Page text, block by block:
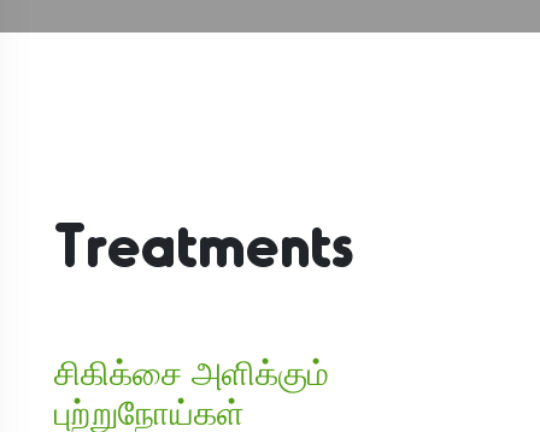
Treatments
சிகிக்சை அளிக்கும்
புற்றுநோய்கள்